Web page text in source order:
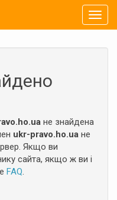
не знайдена
ukr-pravo.ho.ua не
Якщо ви
сайта, якщо ж ви і
FAQ.